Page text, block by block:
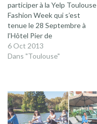
participer à la Yelp Toulouse
Fashion Week qui s’est
tenue le 28 Septembre à
l’Hôtel Pier de
Toulouse. Cet évènement
avait pour but de mettre en
blogueurs … Au programme
des effets de maquillages
très jolis souvent sur le
6 Oct 2013
Dans "Toulouse"